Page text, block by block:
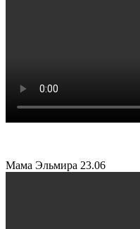
Мама Эльмира 23.06